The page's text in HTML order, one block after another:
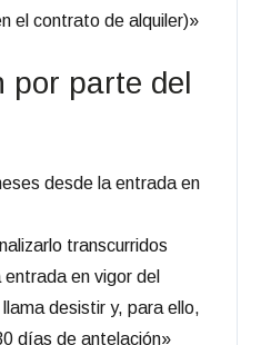
el contrato de alquiler)»
por parte del
desde la entrada en
transcurridos
en vigor del
desistir y, para ello,
días de antelación»